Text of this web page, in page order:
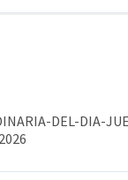
DEL-DIA-